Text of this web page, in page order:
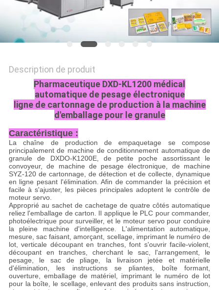
Description de produit
Pharmaceutique DXD-KL1200 médical
automatique de pesage électronique
ligne de cartonnage de production à la machine
d'emballage pour le granule
Caractéristique :
La chaîne de production de empaquetage se compose
principalement de machine de conditionnement automatique de
granule de DXDO-K1200E, de petite poche assortissant le
convoyeur, de machine de pesage électronique, de machine
SYZ-120 de cartonnage, de détection et de collecte, dynamique
en ligne pesant l'élimination. Afin de commander la précision et
facile à s'ajuster, les pièces principales adoptent le contrôle de
moteur servo.
Approprié au sachet de cachetage de quatre côtés automatique
reliez l'emballage de carton. Il applique le PLC pour commander,
photoélectrique pour surveiller, et le moteur servo pour conduire
la pleine machine d'intelligence. L'alimentation automatique,
mesure, sac faisant, amorçant, scellage, imprimant le numéro de
lot, verticale découpant en tranches, font s'ouvrir facile-violent,
découpant en tranches, cherchant le sac, l'arrangement, le
pesage, le sac de pliage, la livraison jetée et matérielle
d'élimination, les instructions se pliantes, boîte formant,
ouverture, emballage de matériel, imprimant le numéro de lot
pour la boîte, le scellage, enlevant des produits sans instruction,